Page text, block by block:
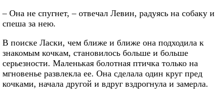
– Она не спугнет, – отвечал Левин, радуясь на собаку и
спеша за нею.
В поиске Ласки, чем ближе и ближе она подходила к
знакомым кочкам, становилось больше и больше
серьезности. Маленькая болотная птичка только на
мгновенье развлекла ее. Она сделала один круг пред
кочками, начала другой и вдруг вздрогнула и замерла.